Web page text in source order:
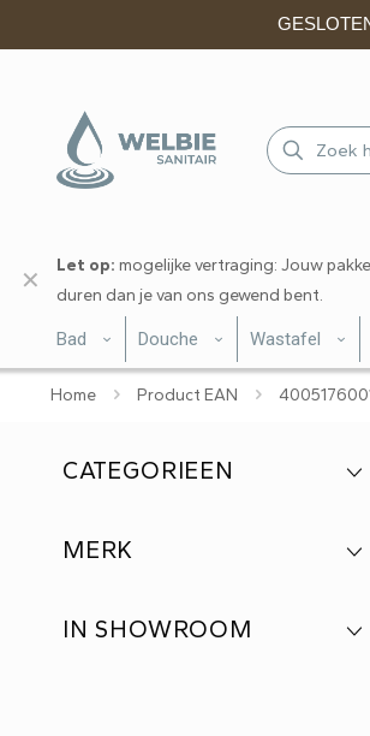
Let op: mogelijke vertraging: Jouw
duren dan je van ons gewend bent.
✕
Bad Douche Wastafel
Home Product EAN
CATEGORIEEN
MERK
IN SHOWROOM